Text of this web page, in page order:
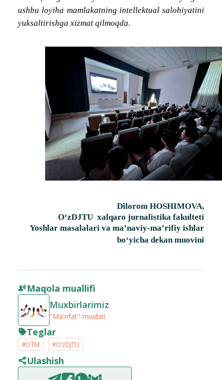
ushbu loyiha mamlakatning intellektual salohiyatini
yuksaltirishga xizmat qilmoqda.
Dilorom HOSHIMOVA,
O‘zDJTU xalqaro jurnalistika fakulteti
Yoshlar masalalari va ma’naviy-ma’rifiy ishlar
bo‘yicha dekan muovini
Maqola muallifi
Muxbirlarimiz
"Ma'rifat" muxbiri
Teglar
#OTM #O‘zDJTU
Ulashish